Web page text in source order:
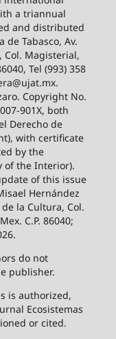
a triannual
and distributed
de Tabasco, Av.
Col. Magisterial,
Tel (993) 358
Copyright No.
901X, both
Derecho de
with certificate
by the
of the Interior).
of this issue
Hernández
la Cultura, Col.
C.P. 86040;
do not
publisher.
is authorized,
Ecosistemas
or cited.